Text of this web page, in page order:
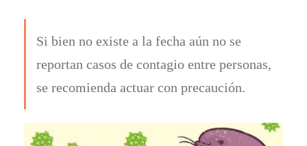
Si bien no existe a la fecha aún no se
reportan casos de contagio entre personas,
se recomienda actuar con precaución.